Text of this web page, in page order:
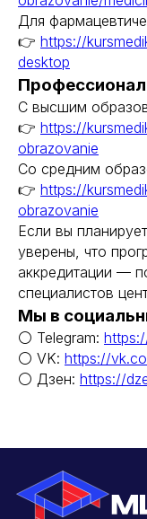
Для
👉 https://
desktop
С высшим
👉 https://
obrazovanie
Со средним
👉 https://
obrazovanie
Если вы
уверены, что
аккредитации —
специалистов
Мы в
⚪ Telegram:
⚪ VK: https://
⚪ Дзен: https://
Общество с Ограниченной
«Международный Центр
и Фармацевтического
Новые курсы
Неврология
Эндокринология
Детская нутрициология
Молекулярная нутрициология
О нашем центре
управления
Способы оплаты
Отзывы
Контакты
Прохождение тестов по
рекомендациям на портале